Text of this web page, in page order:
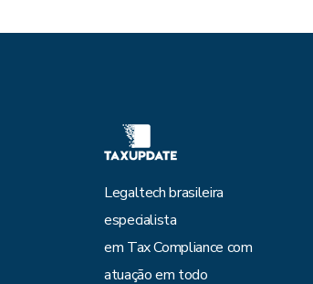
Legaltech brasileira
especialista
em Tax Compliance com
atuação em todo